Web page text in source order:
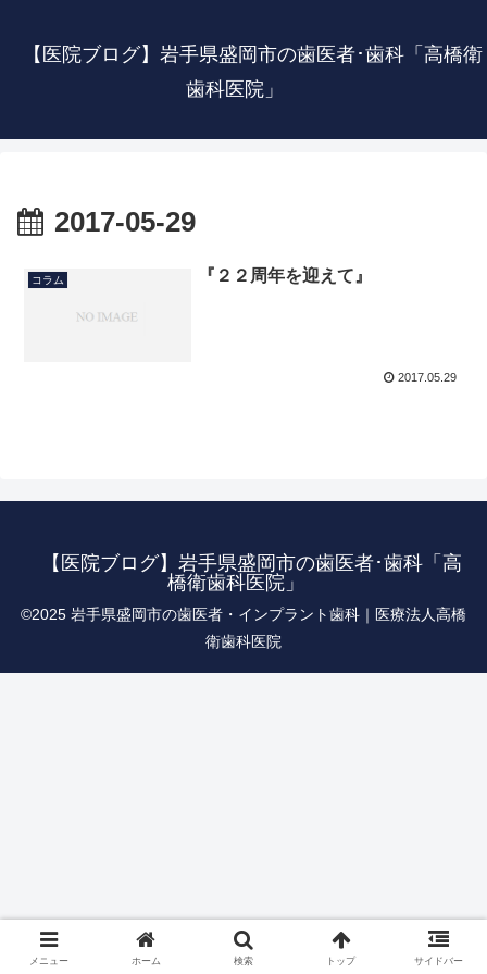
【医院ブログ】岩手県盛岡市の歯医者･歯科「高橋衛
歯科医院」
2017-05-29
コラム 『２２周年を迎えて』
2017.05.29
【医院ブログ】岩手県盛岡市の歯医者･歯科「高
橋衛歯科医院」
©︎2025 岩手県盛岡市の歯医者・インプラント歯科｜医療法人高橋
衛歯科医院
メニュー ホーム 検索 トップ サイドバー